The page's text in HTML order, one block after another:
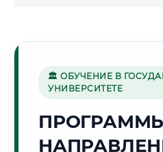
специальности"
Стоимость по программам
Стоимость по программам
🏛 ОБУЧЕНИЕ В
УНИВЕРСИТЕТЕ